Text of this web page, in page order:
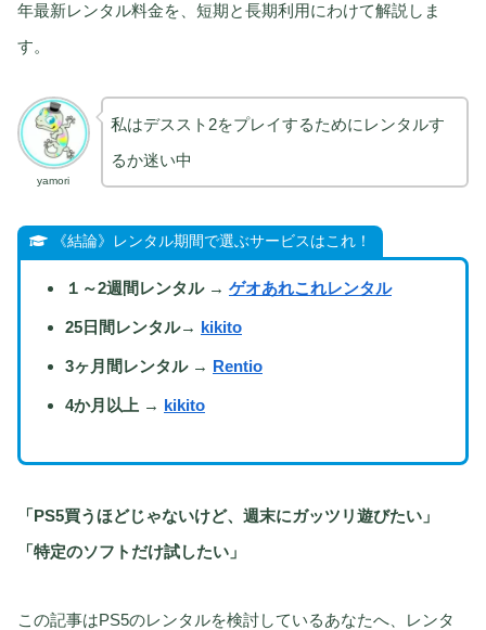
年最新レンタル料金を、短期と長期利用にわけて解説しま
す。
yamori
私はデススト2をプレイするためにレンタルす
るか迷い中
《結論》レンタル期間で選ぶサービスはこれ！
１～2週間レンタル→ ゲオあれこれレンタル
25日間レンタル→ kikito
3ヶ月間レンタル → Rentio
4か月以上 → kikito
「PS5買うほどじゃないけど、週末にガッツリ遊びたい」
「特定のソフトだけ試したい」
この記事はPS5のレンタルを検討しているあなたへ、レンタ